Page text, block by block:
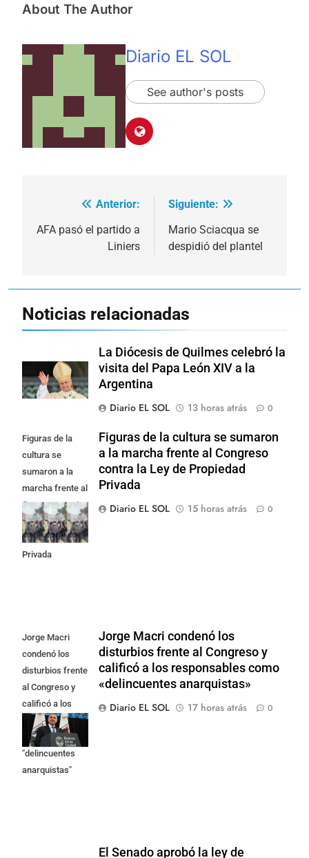
About The Author
Diario EL SOL
See author's posts
Navegación
de
Anterior:
AFA pasó el partido a
Liniers
Siguiente:
Mario Sciacqua se
despidió del plantel
Noticias relacionadas
La Diócesis de Quilmes celebró la
visita del Papa León XIV a la
Argentina
Diario EL SOL
13 horas atrás 0
Figuras de la
cultura se
sumaron a la
marcha frente al
Congreso contra
la Ley de
Propiedad
Privada
Figuras de la cultura se sumaron
a la marcha frente al Congreso
contra la Ley de Propiedad
Privada
Diario EL SOL
15 horas atrás 0
Jorge Macri
condenó los
disturbios frente
al Congreso y
calificó a los
responsables
como
"delincuentes
anarquistas"
Jorge Macri condenó los
disturbios frente al Congreso y
calificó a los responsables como
«delincuentes anarquistas»
Diario EL SOL
17 horas atrás 0
El Senado aprobó la ley de